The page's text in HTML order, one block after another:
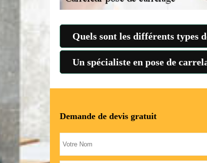
Quels sont les différents types
Un spécialiste en pose de
Demande de devis gratuit